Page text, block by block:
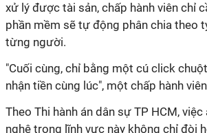
xử lý được tài sản, chấp hành viên chỉ
phần mềm sẽ tự động phân chia theo
từng người.
"Cuối cùng, chỉ bằng một cú click
nhận tiền cùng lúc", một chấp hành
Theo Thi hành án dân sự TP HCM,
nghệ trong lĩnh vực này không chỉ đòi